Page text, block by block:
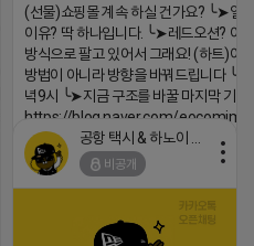
능 체
입니다.
(선물)쇼핑몰 계속 하실 건가요? ╰➤열
이유? 딱 하나입니다. ╰➤레드오션? 아
방식으로 팔고 있어서 그래요! (하트)이
방법이 아니라 방향을 바꿔드립니다
녁9시 ╰➤지금 구조를 바꿀 마지막 기회
https://blog.naver.com/eocomim/
2026-04-18 17:15
비공개